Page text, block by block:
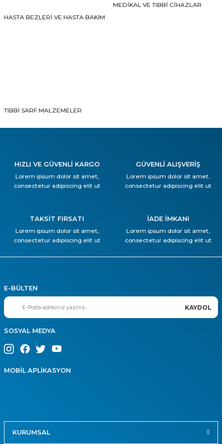
HASTA BEZLERİ VE HASTA BAKIM
MEDİKAL VE TIBBİ CİHAZLAR
TIBBİ SARF MALZEMELER
HIZLI VE GÜVENLİ KARGO
Lorem ipsum dolor sit amet,
consectetur adipiscing elit ut
GÜVENLİ ALIŞVERİŞ
Lorem ipsum dolor sit amet,
consectetur adipiscing elit ut
TAKSİT FIRSATI
Lorem ipsum dolor sit amet,
consectetur adipiscing elit ut
İADE İMKANI
Lorem ipsum dolor sit amet,
consectetur adipiscing elit ut
E-BÜLTEN
KAYDOL
SOSYAL MEDYA
MOBİL APLİKASYON
KURUMSAL